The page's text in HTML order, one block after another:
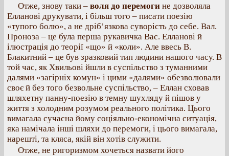
Отже, знову таки – воля до перемоги не дозволяла
Елланові друкувати, і більш того – писати поезію
«тупого болю», а не дріб’язкова суворість до себе. Вал.
Проноза – це була перша рукавичка Вас. Елланові й
ілюстрація до теорії «що» й «коли». Але ввесь В.
Блакитний – це був зразковий тип людини нашого часу. В
той час, як Хвильові йшли в суспільство з туманними
далями «загірніх комун» і цими «далями» обезволювали
своє й без того безвольне суспільство, – Еллан сховав
шляхетну панну-поезію в темну шухляду й пішов у
життя з холодним розумом реального політика. Цього
вимагала сучасна йому соціяльно-економічна ситуація,
яка намічала інші шляхи до перемоги, і цього вимагала,
нарешті, та кляса, якій він хотів служити.
Отже, не ригоризмом хочеться назвати його